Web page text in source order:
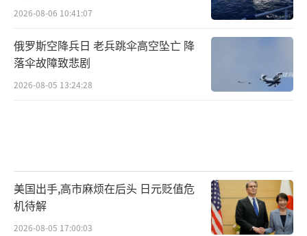
2026-08-06 10:41:07
俄罗斯空降兵日 老兵跳伞高空坠亡 降
落伞故障致悲剧
2026-08-05 13:24:28
美国出手,高市麻烦在后头 日元贬值危
机待解
2026-08-05 17:00:03